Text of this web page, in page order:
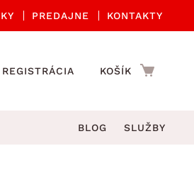
PREDAJNE KONTAKTY
REGISTRÁCIA KOŠÍK
BLOG SLUŽBY